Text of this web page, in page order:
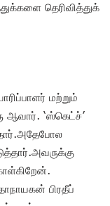
தெரிவித்துக்
மற்றும்
ஆவார். ‘ஸ்கெட்ச்’
பிரதீப்